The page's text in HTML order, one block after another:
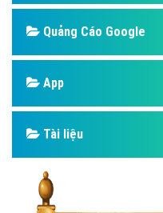
Quảng Cáo Google
App
Tài liệu